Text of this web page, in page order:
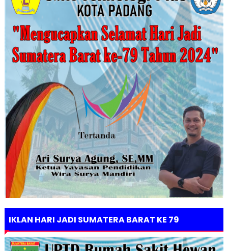
IKLAN HARI JADI SUMATERA BARAT KE 79